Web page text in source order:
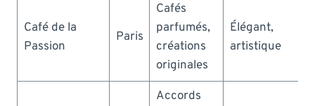
Café de la
Passion
Paris
Cafés
parfumés,
créations
originales
Élégant,
artistique
Accords